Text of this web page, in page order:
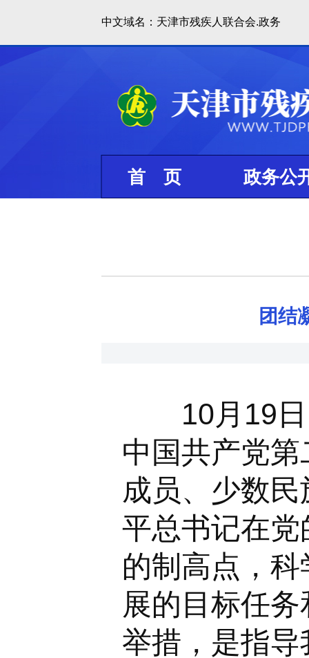
中文域名：天津市残疾人联合会.政务
首 页 政务公
团结
10月19日
中国共产党
成员、少数
平总书记在
的制高点，
展的目标任
举措，是指